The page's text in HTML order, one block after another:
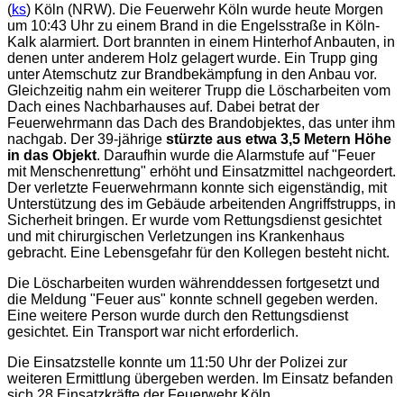
(ks) Köln (NRW). Die Feuerwehr Köln wurde heute Morgen
um 10:43 Uhr zu einem Brand in die Engelsstraße in Köln-
Kalk alarmiert. Dort brannten in einem Hinterhof Anbauten, in
denen unter anderem Holz gelagert wurde. Ein Trupp ging
unter Atemschutz zur Brandbekämpfung in den Anbau vor.
Gleichzeitig nahm ein weiterer Trupp die Löscharbeiten vom
Dach eines Nachbarhauses auf. Dabei betrat der
Feuerwehrmann das Dach des Brandobjektes, das unter ihm
nachgab. Der 39-jährige stürzte aus etwa 3,5 Metern Höhe
in das Objekt. Daraufhin wurde die Alarmstufe auf "Feuer
mit Menschenrettung" erhöht und Einsatzmittel nachgeordert.
Der verletzte Feuerwehrmann konnte sich eigenständig, mit
Unterstützung des im Gebäude arbeitenden Angriffstrupps, in
Sicherheit bringen. Er wurde vom Rettungsdienst gesichtet
und mit chirurgischen Verletzungen ins Krankenhaus
gebracht. Eine Lebensgefahr für den Kollegen besteht nicht.
Die Löscharbeiten wurden währenddessen fortgesetzt und
die Meldung "Feuer aus" konnte schnell gegeben werden.
Eine weitere Person wurde durch den Rettungsdienst
gesichtet. Ein Transport war nicht erforderlich.
Die Einsatzstelle konnte um 11:50 Uhr der Polizei zur
weiteren Ermittlung übergeben werden. Im Einsatz befanden